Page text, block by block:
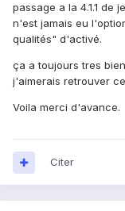
passage a la 4.1.1 de
n'est jamais eu
qualités" d'activé.
ça a toujours tres
j'aimerais retrouver
Voila merci d'avance.
Citer